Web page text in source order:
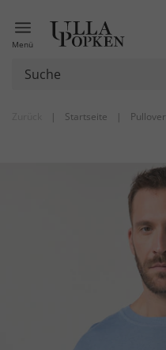
Menü
| Startseite | Pullover